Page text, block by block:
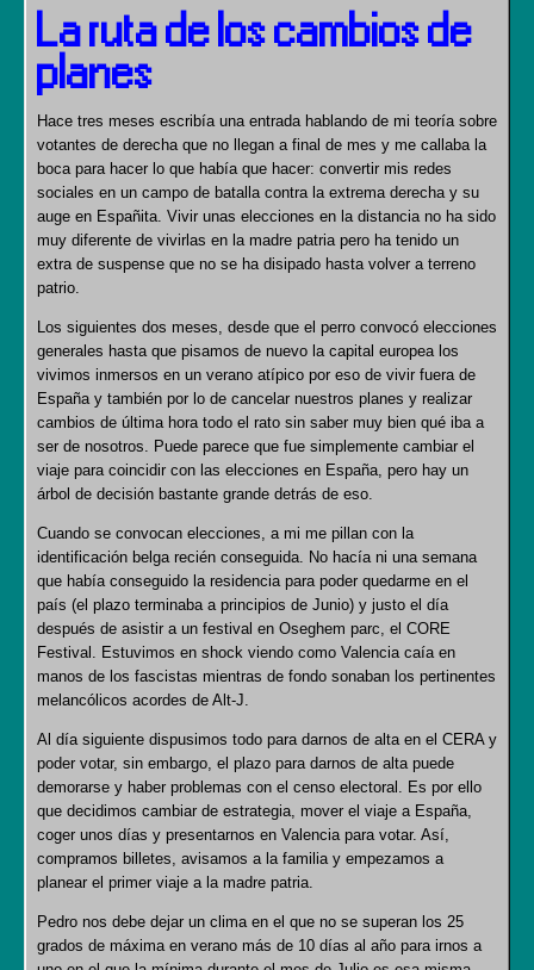
La ruta de los cambios de
planes
Hace tres meses escribía una entrada hablando de mi teoría sobre
votantes de derecha que no llegan a final de mes y me callaba la
boca para hacer lo que había que hacer: convertir mis redes
sociales en un campo de batalla contra la extrema derecha y su
auge en Españita. Vivir unas elecciones en la distancia no ha sido
muy diferente de vivirlas en la madre patria pero ha tenido un
extra de suspense que no se ha disipado hasta volver a terreno
patrio.
Los siguientes dos meses, desde que el perro convocó elecciones
generales hasta que pisamos de nuevo la capital europea los
vivimos inmersos en un verano atípico por eso de vivir fuera de
España y también por lo de cancelar nuestros planes y realizar
cambios de última hora todo el rato sin saber muy bien qué iba a
ser de nosotros. Puede parece que fue simplemente cambiar el
viaje para coincidir con las elecciones en España, pero hay un
árbol de decisión bastante grande detrás de eso.
Cuando se convocan elecciones, a mi me pillan con la
identificación belga recién conseguida. No hacía ni una semana
que había conseguido la residencia para poder quedarme en el
país (el plazo terminaba a principios de Junio) y justo el día
después de asistir a un festival en Oseghem parc, el CORE
Festival. Estuvimos en shock viendo como Valencia caía en
manos de los fascistas mientras de fondo sonaban los pertinentes
melancólicos acordes de Alt-J.
Al día siguiente dispusimos todo para darnos de alta en el CERA y
poder votar, sin embargo, el plazo para darnos de alta puede
demorarse y haber problemas con el censo electoral. Es por ello
que decidimos cambiar de estrategia, mover el viaje a España,
coger unos días y presentarnos en Valencia para votar. Así,
compramos billetes, avisamos a la familia y empezamos a
planear el primer viaje a la madre patria.
Pedro nos debe dejar un clima en el que no se superan los 25
grados de máxima en verano más de 10 días al año para irnos a